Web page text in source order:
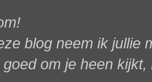
blog neem ik jullie
goed om je heen